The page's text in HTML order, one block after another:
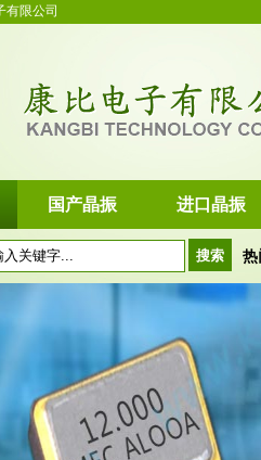
有限公司
国产晶振 进口晶振
热